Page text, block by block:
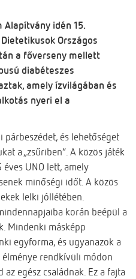
Alapítvány idén 15.
Országos
a főverseny mellett
diabéteszes
amely ízvilágában és
nyeri el a
és lehetőséget
a „zsűriben”. A közös játék
UNO lett, amely
minőségi időt. A közös
lelki jóllétében.
korán beépül a
Mindenki másképp
egyforma, és ugyanazok a
élménye rendkívüli módon
egész családnak. Ez a fajta